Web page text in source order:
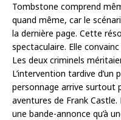
Tombstone comprend
quand même, car le
la dernière page. Cette
spectaculaire. Elle
Les deux criminels
L’intervention tardive
personnage arrive surtout
aventures de Frank
une bande-annonce qu’à